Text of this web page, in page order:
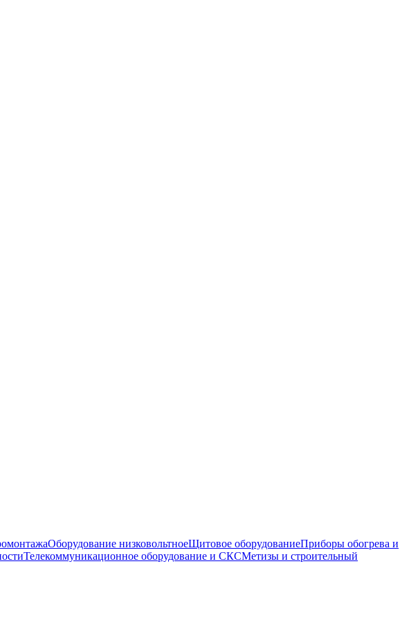
Оборудование низковольтноеЩитовое оборудованиеПриборы обогрева и
Телекоммуникационное оборудование и СКСМетизы и строительный